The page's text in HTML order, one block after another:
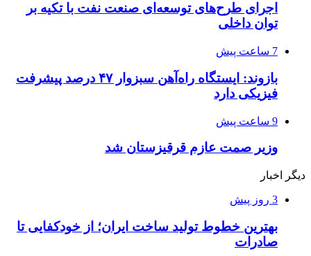
اجرای طرح‌های توسعه‌ای صنعت نفت با تکیه بر
توان داخلی
7 ساعت پیش
بازوند: ایستگاه راه‌آهن سبزوار ۴۷ درصد پیشرفت
فیزیکی دارد
9 ساعت پیش
وزیر صمت عازم قرقیزستان شد
دیگر اخبار
3 روز پیش
بهترین خطوط تولید ساخت ایران؛ از خودکفایی تا
صادرات